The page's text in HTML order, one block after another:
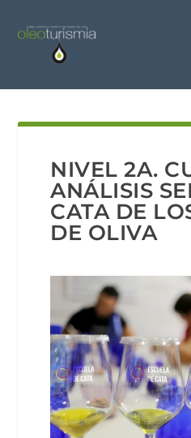
NIVEL 2A.
ANÁLISIS
CATA DE
DE OLIVA